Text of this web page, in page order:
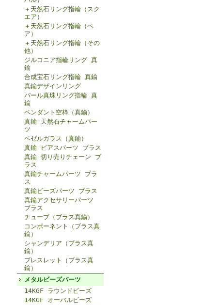
＋天然石リング指輪（スク
エア）
＋天然石リング指輪（ペ
ア）
＋天然石リング指輪（その
他）
ジルコニア指輪リング 真
鍮
合成宝石リング指輪 真鍮
真鍮デザインリング
パール真珠リング指輪 真
鍮
ペンダント空枠（真鍮）
真鍮 天然石チャームパー
ツ
ベゼルガラス（真鍮）
真鍮 ピアスパーツ ブラス
真鍮 切り売りチェーン ブ
ラス
真鍮チャームパーツ ブラ
ス
真鍮ビーズパーツ ブラス
真鍮アクセサリーパーツ
ブラス
チューブ（ブラス真鍮）
コンポーネント（ブラス真
鍮）
シャンデリア（ブラス真
鍮）
ブレスレット（ブラス真
鍮）
メタルビーズパーツ
14KGF ラウンドビーズ
14KGF オーバルビーズ